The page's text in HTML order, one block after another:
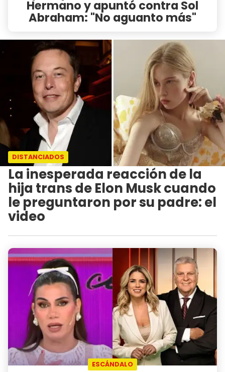
Hermano y apuntó contra Sol
Abraham: "No aguanto más"
DISTANCIADOS
La inesperada reacción de la
hija trans de Elon Musk cuando
le preguntaron por su padre: el
video
ESCÁNDALO